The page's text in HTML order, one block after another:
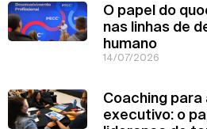
O papel do
nas linhas de
humano
14/07/2026
Coaching para
executivo: o